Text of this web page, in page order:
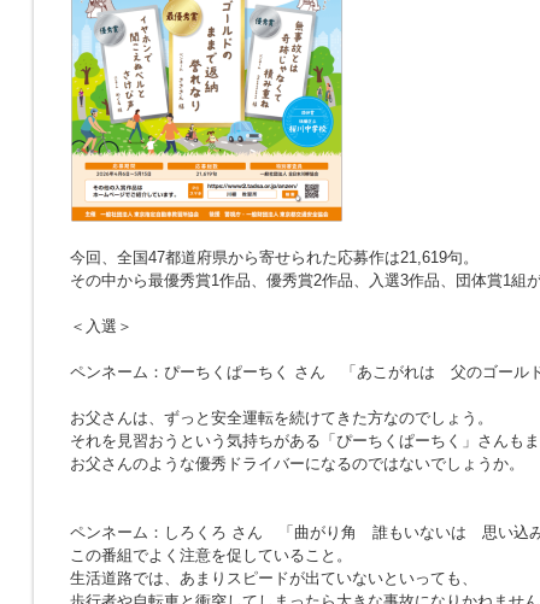
今回、全国47都道府県から寄せられた応募作は21,619句。
その中から最優秀賞1作品、優秀賞2作品、入選3作品、団体賞1組
＜入選＞
ペンネーム：ぴーちくぱーちく さん 「あこがれは 父のゴール
お父さんは、ずっと安全運転を続けてきた方なのでしょう。
それを見習おうという気持ちがある「ぴーちくぱーちく」さんも
お父さんのような優秀ドライバーになるのではないでしょうか。
ペンネーム：しろくろ さん
「曲がり角 誰もいないは 思い込
この番組でよく注意を促していること。
生活道路では、あまりスピードが出ていないといっても、